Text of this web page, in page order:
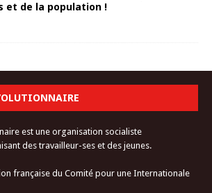
et de la population !
est une organisation socialiste
des travailleur-ses et des jeunes.
française du Comité pour une Internationale